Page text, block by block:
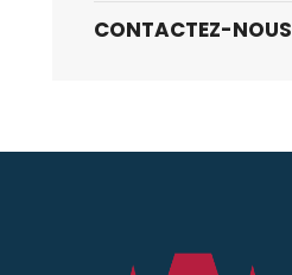
CONTACTEZ-NOUS